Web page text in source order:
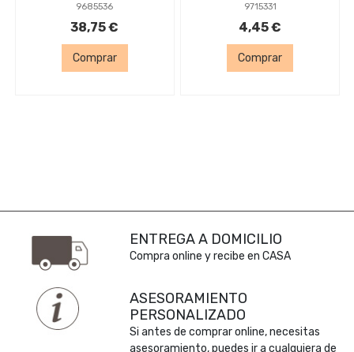
9685536
38,75 €
Comprar
9715331
4,45 €
Comprar
ENTREGA A DOMICILIO
Compra online y recibe en CASA
ASESORAMIENTO
PERSONALIZADO
Si antes de comprar online, necesitas
asesoramiento, puedes ir a cualquiera de